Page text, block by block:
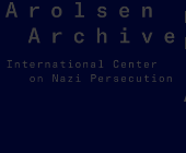
Arolsen
Archives